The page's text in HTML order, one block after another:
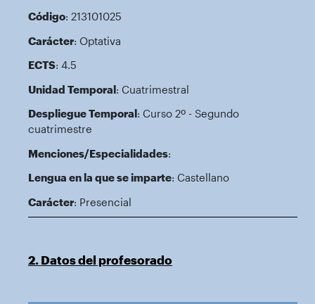
Código: 213101025
Carácter: Optativa
ECTS: 4.5
Unidad Temporal: Cuatrimestral
Despliegue Temporal: Curso 2º - Segundo
cuatrimestre
Menciones/Especialidades:
Lengua en la que se imparte: Castellano
Carácter: Presencial
2. Datos del profesorado